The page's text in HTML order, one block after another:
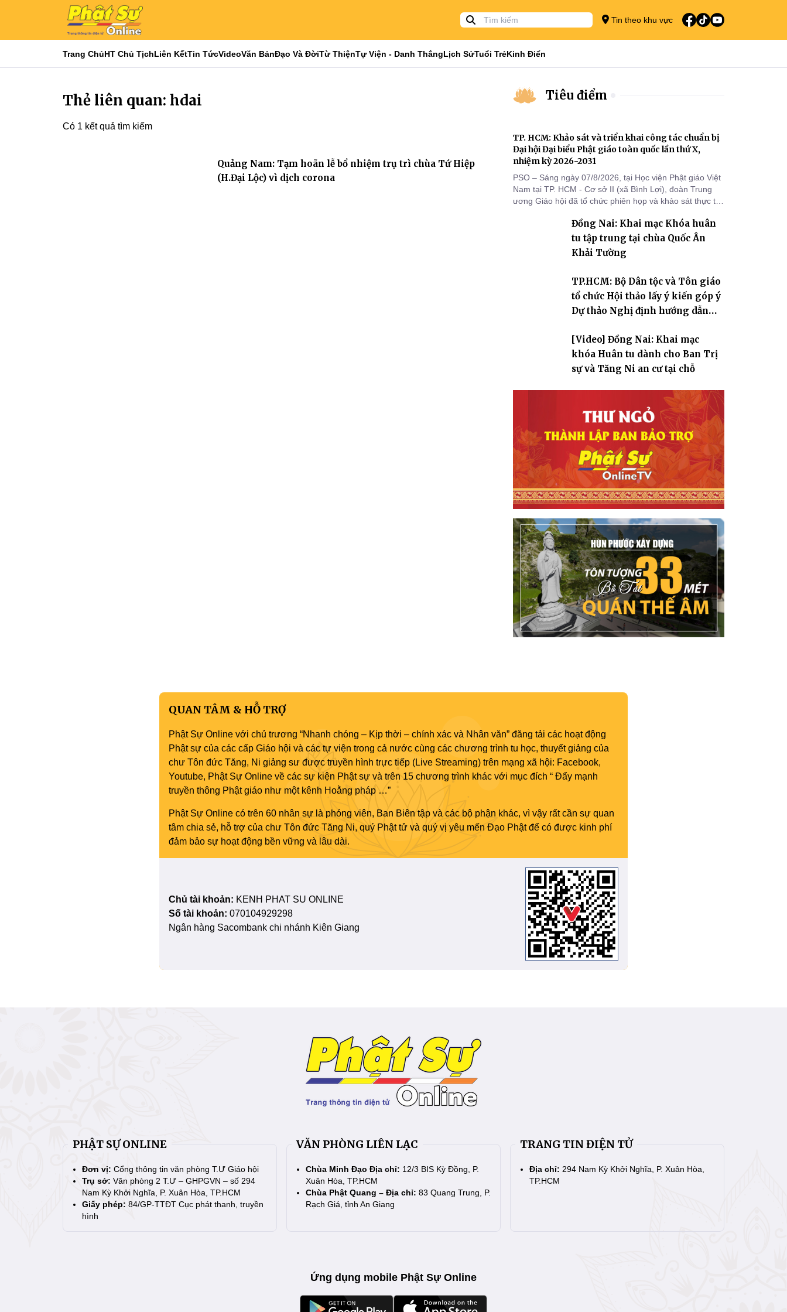
Tin theo khu vực
Trang ChủHT Chủ TịchLiên KếtTin TứcVideoVăn BảnĐạo Và ĐờiTừ ThiệnTự Viện - Danh ThắngLịch SửTuổi TrẻKinh Điển
Thẻ liên quan: hdai
Có 1 kết quả tìm kiếm
Quảng Nam: Tạm hoãn lễ bổ nhiệm trụ trì chùa Tứ Hiệp
(H.Đại Lộc) vì dịch corona
Tiêu điểm
TP. HCM: Khảo sát và triển khai công tác chuẩn bị
Đại hội Đại biểu Phật giáo toàn quốc lần thứ X,
nhiệm kỳ 2026-2031
PSO – Sáng ngày 07/8/2026, tại Học viện Phật giáo Việt
Nam tại TP. HCM - Cơ sở II (xã Bình Lợi), đoàn Trung
ương Giáo hội đã tổ chức phiên họp và khảo sát thực tế
giáo toàn quốc lần thứ X, nhiệm kỳ 2026-2031.
Đồng Nai: Khai mạc Khóa huân
tu tập trung tại chùa Quốc Ân
Khải Tường
TP.HCM: Bộ Dân tộc và Tôn giáo
tổ chức Hội thảo lấy ý kiến góp ý
Dự thảo Nghị định hướng dẫn
giáo
[Video] Đồng Nai: Khai mạc
khóa Huân tu dành cho Ban Trị
sự và Tăng Ni an cư tại chỗ
QUAN TÂM & HỖ TRỢ
Phật Sự Online với chủ trương “Nhanh chóng – Kịp thời – chính xác và Nhân văn” đăng tải các hoạt động
Phật sự của các cấp Giáo hội và các tự viện trong cả nước cùng các chương trình tu học, thuyết giảng của
chư Tôn đức Tăng, Ni giảng sư được truyền hình trực tiếp (Live Streaming) trên mạng xã hội: Facebook,
Youtube, Phật Sự Online về các sự kiện Phật sự và trên 15 chương trình khác với mục đích “ Đẩy mạnh
truyền thông Phật giáo như một kênh Hoằng pháp …”
Phật Sự Online có trên 60 nhân sự là phóng viên, Ban Biên tập và các bộ phận khác, vì vậy rất cần sự quan
tâm chia sẻ, hỗ trợ của chư Tôn đức Tăng Ni, quý Phật tử và quý vị yêu mến Đạo Phật để có được kinh phí
đảm bảo sự hoạt động bền vững và lâu dài.
Chủ tài khoản: KENH PHAT SU ONLINE
Số tài khoản: 070104929298
Ngân hàng Sacombank chi nhánh Kiên Giang
PHẬT SỰ ONLINE
Đơn vị: Cổng thông tin văn phòng T.Ư Giáo hội
Trụ sở: Văn phòng 2 T.Ư – GHPGVN – số 294
Nam Kỳ Khởi Nghĩa, P. Xuân Hòa, TP.HCM
Giấy phép: 84/GP-TTĐT Cục phát thanh, truyền
hình
VĂN PHÒNG LIÊN LẠC
Chùa Minh Đạo Địa chỉ: 12/3 BIS Kỳ Đồng, P.
Xuân Hòa, TP.HCM
Chùa Phật Quang – Địa chỉ: 83 Quang Trung, P.
Rạch Giá, tỉnh An Giang
TRANG TIN ĐIỆN TỬ
Địa chỉ: 294 Nam Kỳ Khởi Nghĩa, P. Xuân Hòa,
TP.HCM
Ứng dụng mobile Phật Sự Online